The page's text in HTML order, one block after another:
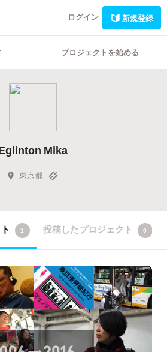
ログイン 新規登録
プロジェクトを始める
Mika
東京都
1 投稿したプロジェクト 0